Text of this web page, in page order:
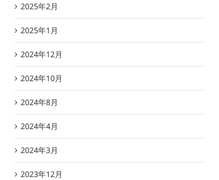
2025年2月
2025年1月
2024年12月
2024年10月
2024年8月
2024年4月
2024年3月
2023年12月